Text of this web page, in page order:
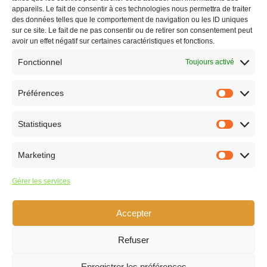
appareils. Le fait de consentir à ces technologies nous permettra de traiter
des données telles que le comportement de navigation ou les ID uniques
sur ce site. Le fait de ne pas consentir ou de retirer son consentement peut
avoir un effet négatif sur certaines caractéristiques et fonctions.
Fonctionnel Toujours activé
Préférences
Statistiques
Marketing
Gérer les services
Accepter
Refuser
a
v
a
n
t
Juil Ce mois-ci Sep
Particuliers
Professionnels